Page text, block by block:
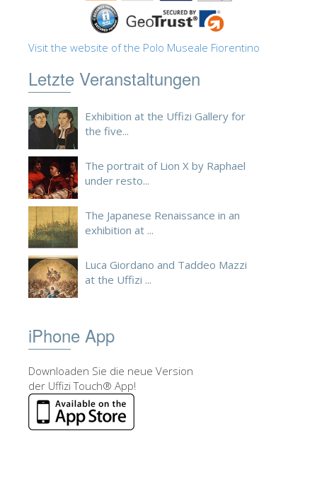
Visit the website of the Polo Museale Fiorentino
Letzte Veranstaltungen
Exhibition at the Uffizi Gallery for
the five...
The portrait of Lion X by Raphael
under resto...
The Japanese Renaissance in an
exhibition at ...
Luca Giordano and Taddeo Mazzi
at the Uffizi ...
iPhone App
Downloaden Sie die neue Version
der Uffizi Touch® App!